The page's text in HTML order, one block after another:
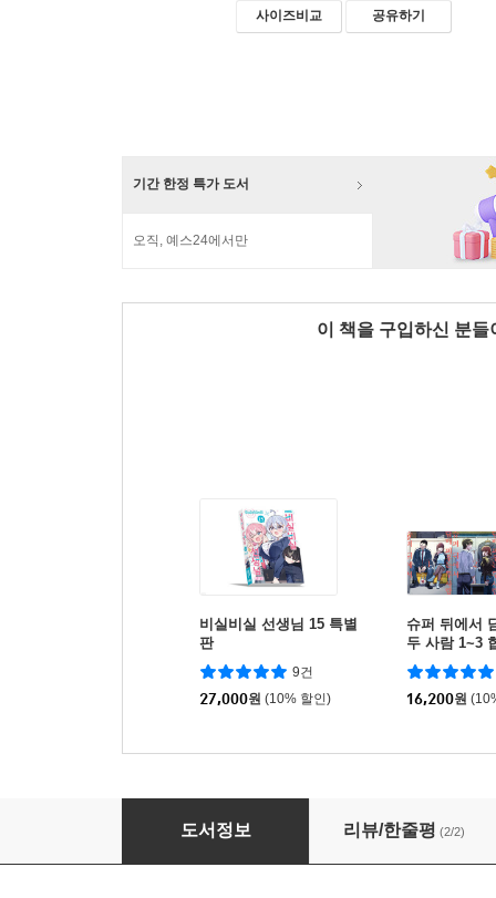
사이즈비교 공유하기
기간 한정 특가 도서
오직, 예스24에서만
이 책을 구입하신 분
비실비실 선생님 15 특별
판
9건
27,000원 (10% 할인)
슈퍼 뒤에서
두 사람 1~3
16,200원
내가 좋아하는 사람이 좋아하는 사람 5
도서정보 리뷰/한줄평 (2/2)